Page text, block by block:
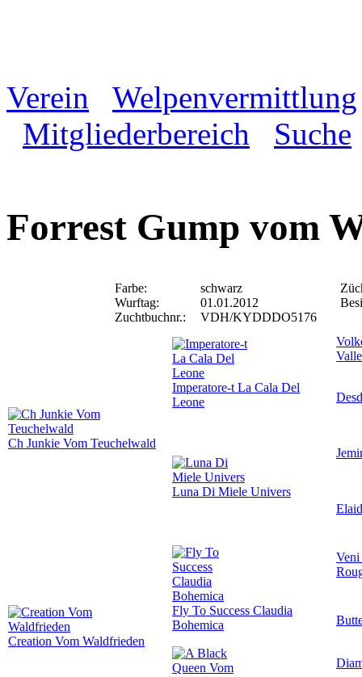
Verein
Welpenvermittlung
Mitgliederbereich
Suche
Forrest Gump vom
Farbe: schwarz
Wurftag:
01.01.2012
Zuchtbuchnr.:
VDH/KYDDDO5176
Ch Junkie Vom Teuchelwald
Imperatore-t La Cala Del
Leone
Luna Di Miele Univers
Creation Vom Waldfrieden
Fly To Success Claudia
Bohemica
Veni